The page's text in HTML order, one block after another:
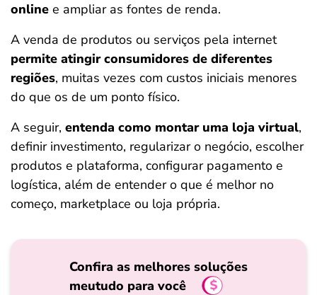
online e ampliar as fontes de renda.
A venda de produtos ou serviços pela internet
permite atingir consumidores de diferentes
regiões, muitas vezes com custos iniciais menores
do que os de um ponto físico.
A seguir, entenda como montar uma loja virtual,
definir investimento, regularizar o negócio, escolher
produtos e plataforma, configurar pagamento e
logística, além de entender o que é melhor no
começo, marketplace ou loja própria.
Confira as melhores soluções
meutudo para você